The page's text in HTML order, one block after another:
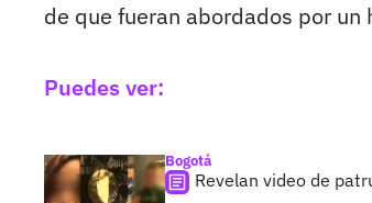
de que fueran abordados por un
Puedes ver:
Bogotá
Revelan video de